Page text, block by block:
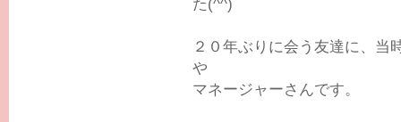
た(^^)
２０年ぶりに会う友達に、当
や
マネージャーさんです。